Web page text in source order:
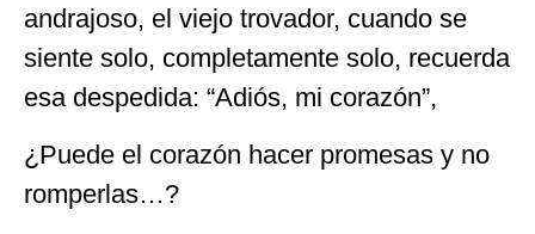
andrajoso, el viejo trovador, cuando se
siente solo, completamente solo, recuerda
esa despedida: “Adiós, mi corazón”,
¿Puede el corazón hacer promesas y no
romperlas…?